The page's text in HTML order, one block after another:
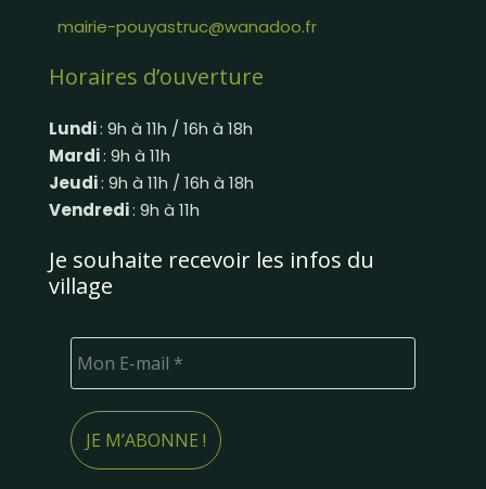
mairie-pouyastruc@wanadoo.fr
Horaires d’ouverture
Lundi: 9h à 11h / 16h à 18h
Mardi: 9h à 11h
Jeudi: 9h à 11h / 16h à 18h
Vendredi: 9h à 11h
Je souhaite recevoir les infos du
village